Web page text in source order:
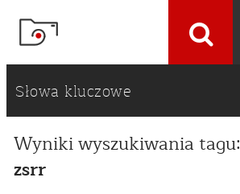
Słowa kluczowe
Wyniki wyszukiwania tagu:
zsrr